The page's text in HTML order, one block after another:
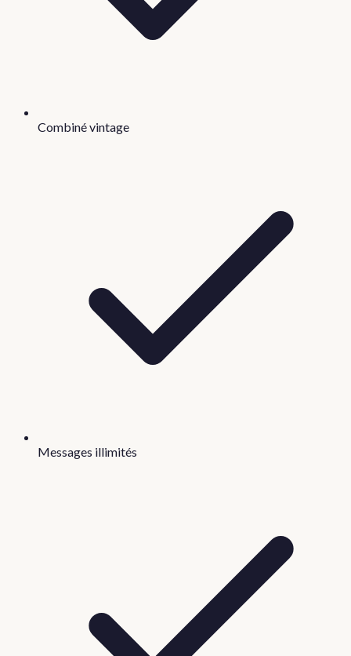
Combiné vintage
Messages illimités